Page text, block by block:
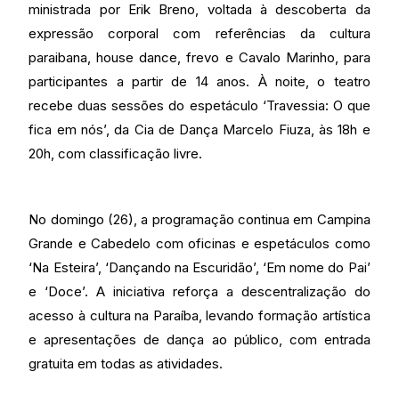
ministrada por Erik Breno, voltada à descoberta da
expressão corporal com referências da cultura
paraibana, house dance, frevo e Cavalo Marinho, para
participantes a partir de 14 anos. À noite, o teatro
recebe duas sessões do espetáculo ‘Travessia: O que
fica em nós’, da Cia de Dança Marcelo Fiuza, às 18h e
20h, com classificação livre.
No domingo (26), a programação continua em Campina
Grande e Cabedelo com oficinas e espetáculos como
‘Na Esteira’, ‘Dançando na Escuridão’, ‘Em nome do Pai’
e ‘Doce’. A iniciativa reforça a descentralização do
acesso à cultura na Paraíba, levando formação artística
e apresentações de dança ao público, com entrada
gratuita em todas as atividades.